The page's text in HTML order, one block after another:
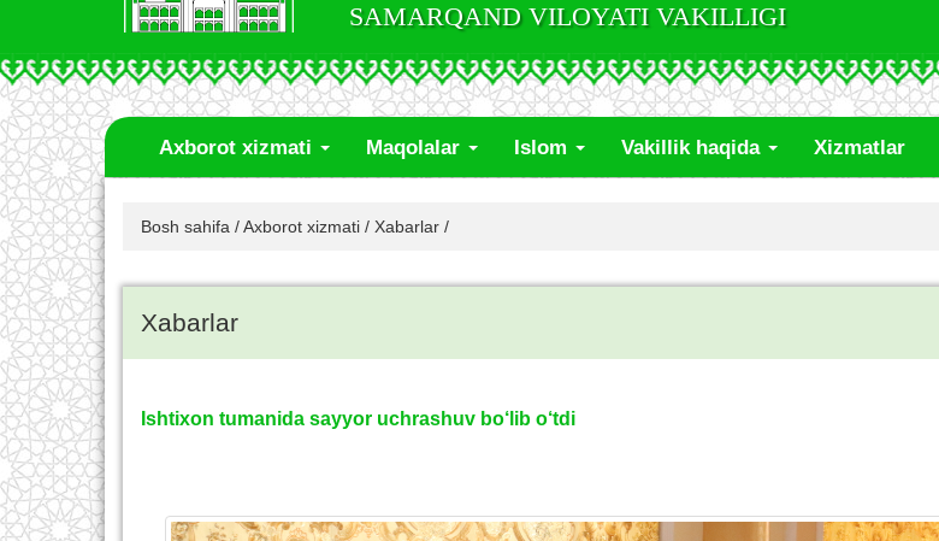
SAMARQAND VILOYATI VAKILLIGI
Axborot xizmati Maqolalar Islom Vakillik haqida Xizmatlar
Bosh sahifa /Axborot xizmati / Xabarlar /
Xabarlar
Ishtixon tumanida sayyor uchrashuv bo‘lib o‘tdi